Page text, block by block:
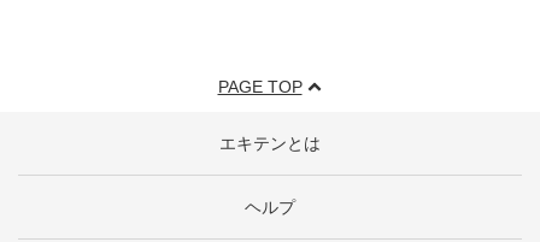
PAGE TOP
エキテンとは
ヘルプ